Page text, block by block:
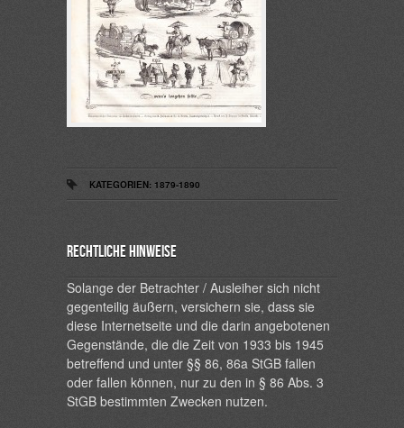
KATEGORIEN: 1879-1890
Rechtliche Hinweise
Solange der Betrachter / Ausleiher sich nicht
gegenteilig äußern, versichern sie, dass sie
diese Internetseite und die darin angebotenen
Gegenstände, die die Zeit von 1933 bis 1945
betreffend und unter §§ 86, 86a StGB fallen
oder fallen können, nur zu den in § 86 Abs. 3
StGB bestimmten Zwecken nutzen.